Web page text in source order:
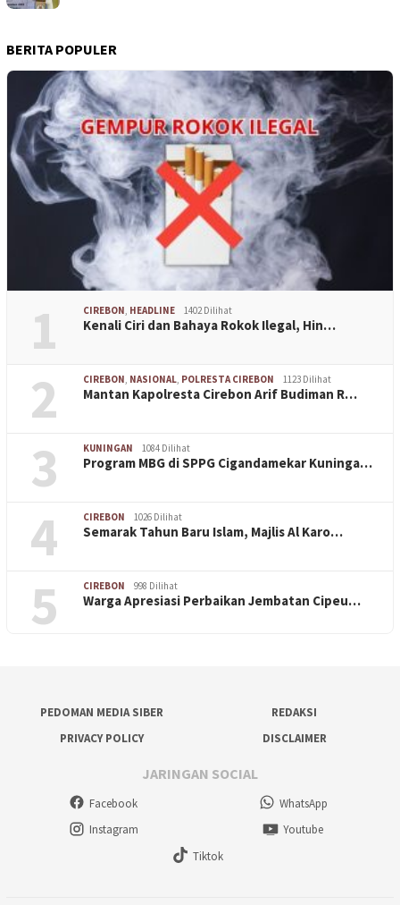
BERITA POPULER
1 CIREBON, HEADLINE 1402 Dilihat
Kenali Ciri dan Bahaya Rokok Ilegal, Hin…
2 CIREBON, NASIONAL, POLRESTA CIREBON 1123 Dilihat
Mantan Kapolresta Cirebon Arif Budiman R…
3 KUNINGAN 1084 Dilihat
Program MBG di SPPG Cigandamekar Kuninga…
4 CIREBON 1026 Dilihat
Semarak Tahun Baru Islam, Majlis Al Karo…
5 CIREBON 998 Dilihat
Warga Apresiasi Perbaikan Jembatan Cipeu…
PEDOMAN MEDIA SIBER
REDAKSI
PRIVACY POLICY
DISCLAIMER
JARINGAN SOCIAL
Facebook
WhatsApp
Instagram
Youtube
Tiktok